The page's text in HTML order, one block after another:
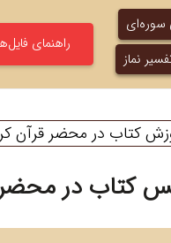
نماز
راهنمای
کتاب در محضر قرآن
کتاب در محضر